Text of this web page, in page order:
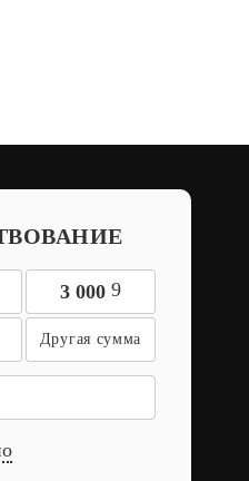
3 000 9